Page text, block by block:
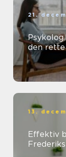
21.
Psykolog
den rette
13.
Effektiv